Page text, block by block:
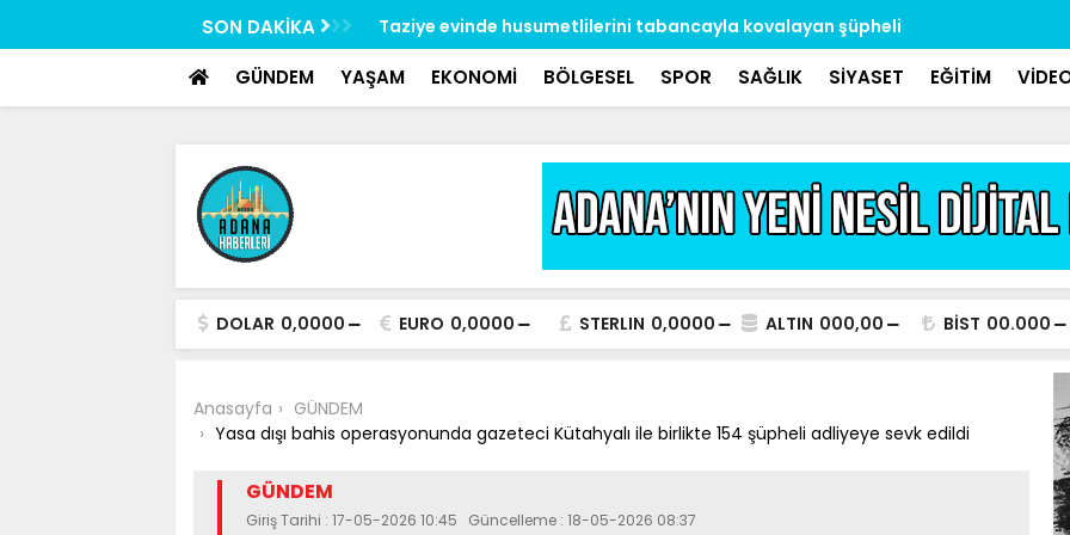
google-site-verification: google517657b2f8970707.html
SON DAKİKA
uygulaması: 62 aranan şahıs yakalandı, 3
Taziye evinde husumetlilerini tabancayla kovalayan şüpheli
gözaltına alındı
’S plaka’
GÜNDEM YAŞAM EKONOMİ BÖLGESEL SPOR SAĞLIK SİYASET EĞİTİM
DOLAR 0,0000 EURO 0,0000 STERLIN 0,0000 ALTIN 000,00 BİST 00.000
Anasayfa
GÜNDEM
Yasa dışı bahis operasyonunda gazeteci Kütahyalı ile birlikte 154 şüpheli adliyeye sevk edildi
GÜNDEM
Giriş Tarihi : 17-05-2026 10:45 Güncelleme : 18-05-2026 08:37